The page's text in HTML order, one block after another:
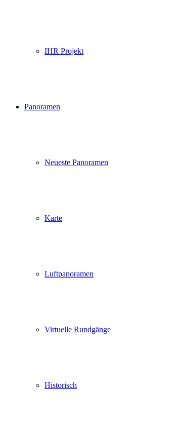
IHR Projekt
Panoramen
Neueste Panoramen
Karte
Luftpanoramen
Virtuelle Rundgänge
Historisch